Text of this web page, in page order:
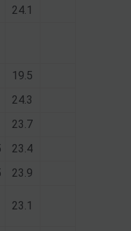
24.1
19.5
24.3
23.7
23.4
23.9
23.1